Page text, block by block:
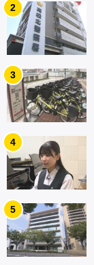
2
3
4
5